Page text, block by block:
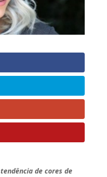
tendência de cores de